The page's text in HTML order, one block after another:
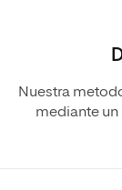
Nuestra
mediante